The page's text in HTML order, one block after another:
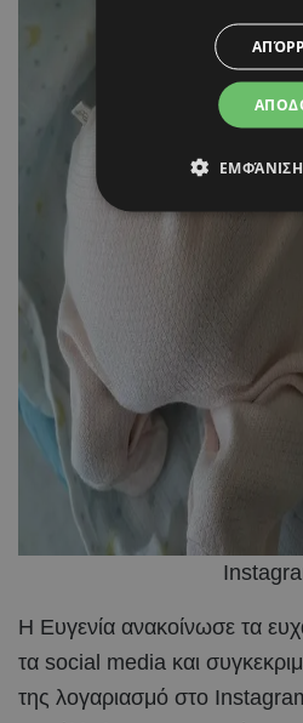
Η Ευγενία ανακοίνωσε τα
τα social media και
της λογαριασμό στο